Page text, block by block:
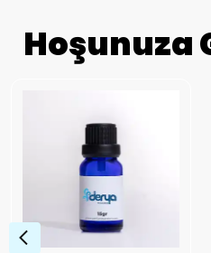
Hoşunuza